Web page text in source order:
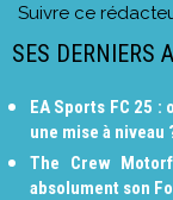
Suivre ce
SES DERNIERS
EA Sports FC 25
une mise à niveau
The Crew
absolument son